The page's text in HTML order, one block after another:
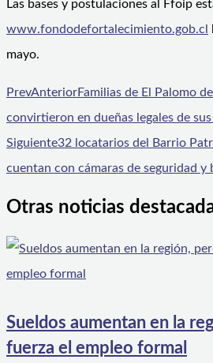
Las bases y postulaciones al Ffoip
www.fondodefortalecimiento.gob.cl
mayo.
PrevAnteriorFamilias de El Palomo
convirtieron en dueñas legales de
Siguiente32 locatarios del Barrio
cuentan con cámaras de seguridad y
Otras noticias
Sueldos aumentan en la
fuerza el empleo formal